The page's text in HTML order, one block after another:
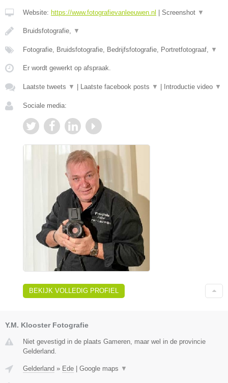
Website: https://www.fotografievanleeuwen.nl Screenshot ▼
Bruidsfotografie, ▼
Fotografie, Bruidsfotografie, Bedrijfsfotografie, Portretfotograaf, ▼
Er wordt gewerkt op afspraak.
Laatste tweets ▼ Laatste facebook posts ▼ Introductie video ▼
Sociale media:
BEKIJK VOLLEDIG PROFIEL
Y.M. Klooster Fotografie
Niet gevestigd in de plaats Gameren, maar wel in de provincie
Gelderland.
Gelderland » Ede Google maps ▼